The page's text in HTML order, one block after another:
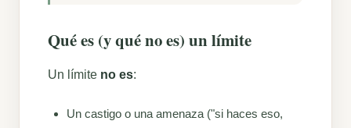
Qué es (y qué no es) un límite
Un límite no es:
Un castigo o una amenaza ("si haces eso,